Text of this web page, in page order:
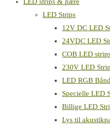
LED Strips
12V DC LED
24VDC LED
COB LED
230V LED
LED RGB
Specielle LED
Billige LED
Lys til